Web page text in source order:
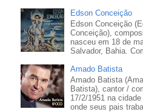
Edson Conceição
Edson Conceição
Conceição),
nasceu em 18 de
Salvador, Bahia.
Amado Batista
Amado Batista
Batista), cantor /
17/2/1951 na
onde seus pais